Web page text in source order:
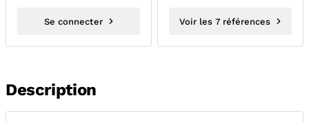
Se connecter Voir les 7 références
Description